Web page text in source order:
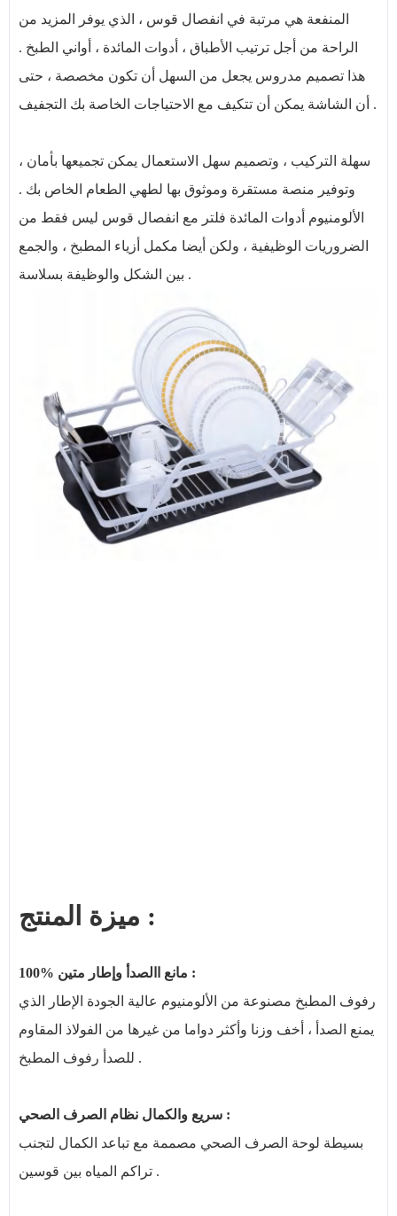
المنفعة هي مرتبة في انفصال قوس ، الذي يوفر المزيد من
الراحة من أجل ترتيب الأطباق ، أدوات المائدة ، أواني الطبخ .
هذا تصميم مدروس يجعل من السهل أن تكون مخصصة ، حتى
أن الشاشة يمكن أن تتكيف مع الاحتياجات الخاصة بك التجفيف .
سهلة التركيب ، وتصميم سهل الاستعمال يمكن تجميعها بأمان ،
وتوفير منصة مستقرة وموثوق بها لطهي الطعام الخاص بك .
الألومنيوم أدوات المائدة فلتر مع انفصال قوس ليس فقط من
الضروريات الوظيفية ، ولكن أيضا مكمل أزياء المطبخ ، والجمع
بين الشكل والوظيفة بسلاسة .
ميزة المنتج :
100% مانع االصدأ وإطار متين :
رفوف المطبخ مصنوعة من الألومنيوم عالية الجودة الإطار الذي
يمنع الصدأ ، أخف وزنا وأكثر دواما من غيرها من الفولاذ المقاوم
للصدأ رفوف المطبخ .
سريع والكمال نظام الصرف الصحي :
بسيطة لوحة الصرف الصحي مصممة مع تباعد الكمال لتجنب
تراكم المياه بين قوسين .